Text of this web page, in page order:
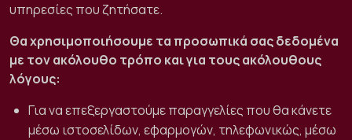
υπηρεσίες που ζητήσατε.
Θα χρησιμοποιήσουμε τα προσωπικά σας δεδομένα
με τον ακόλουθο τρόπο και για τους ακόλουθους
λόγους:
Για να επεξεργαστούμε παραγγελίες που θα κάνετε
μέσω ιστοσελίδων, εφαρμογών, τηλεφωνικώς, μέσω